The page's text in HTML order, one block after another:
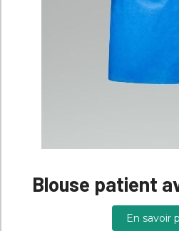
Blouse patient
En savoir